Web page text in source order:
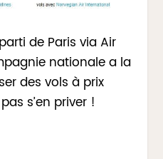
de Paris via Air
nationale a la
des vols à prix
s’en priver !